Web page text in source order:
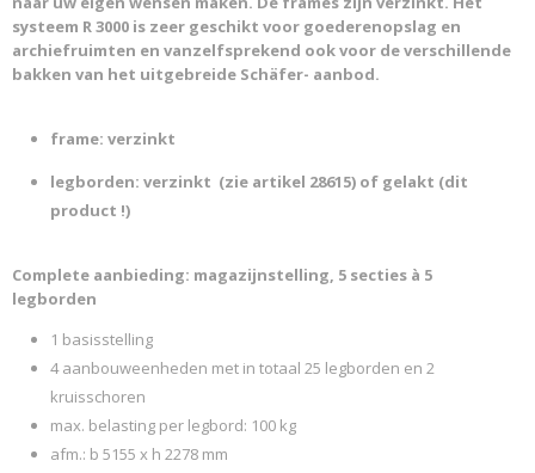
systeem R 3000 is zeer geschikt voor goederenopslag en
archiefruimten en vanzelfsprekend ook voor de verschillende
bakken van het uitgebreide Schäfer- aanbod.
frame: verzinkt
legborden: verzinkt (zie artikel 28615) of gelakt (dit
product !)
Complete aanbieding: magazijnstelling, 5 secties à 5
legborden
1 basisstelling
4 aanbouweenheden met in totaal 25 legborden en 2
kruisschoren
max. belasting per legbord: 100 kg
afm.: b 5155 x h 2278 mm